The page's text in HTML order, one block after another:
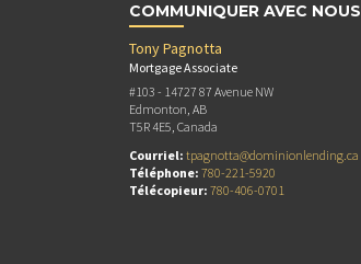
COMMUNIQUER AVEC NOUS
Tony Pagnotta
Mortgage Associate
#103 - 14727 87 Avenue NW
Edmonton, AB
T5R 4E5, Canada
Courriel: tpagnotta@dominionlending.ca
Téléphone: 780-221-5920
Télécopieur: 780-406-0701